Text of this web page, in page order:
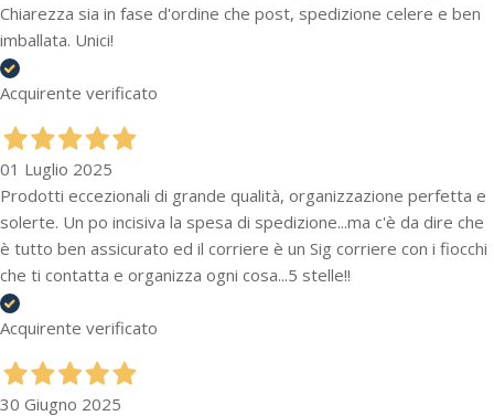
Chiarezza sia in fase d'ordine che post, spedizione celere e ben
imballata. Unici!
Acquirente verificato
01 Luglio 2025
Prodotti eccezionali di grande qualità, organizzazione perfetta e
solerte. Un po incisiva la spesa di spedizione...ma c'è da dire che
è tutto ben assicurato ed il corriere è un Sig corriere con i fiocchi
che ti contatta e organizza ogni cosa...5 stelle!!
Acquirente verificato
30 Giugno 2025